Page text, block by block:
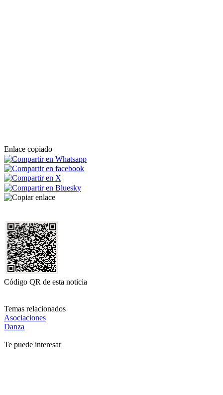
Enlace copiado
Código QR de esta noticia
Temas relacionados
Asociaciones
Danza
Te puede interesar